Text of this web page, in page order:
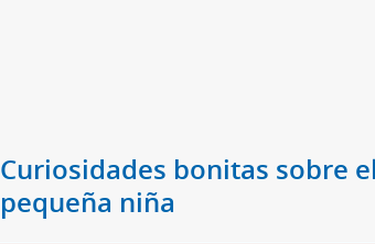
Curiosidades bonitas sobre
pequeña niña